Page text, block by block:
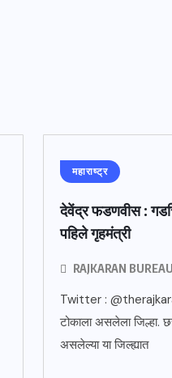
महाराष्ट्र
देवेंद्र फडणवीस :
पहिले गृहमंत्री
RAJKARAN BUREAU
Twitter : @therajkaran
टोकाला असलेला जिल्हा.
असलेल्या या जिल्ह्यात